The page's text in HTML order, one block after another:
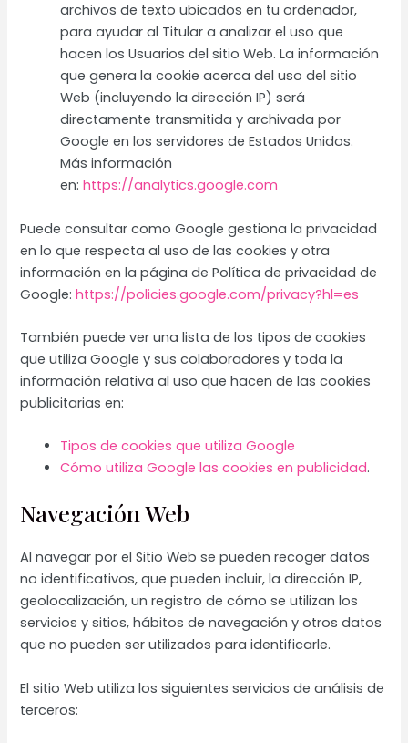
archivos de texto ubicados en tu ordenador,
para ayudar al Titular a analizar el uso que
hacen los Usuarios del sitio Web. La información
que genera la cookie acerca del uso del sitio
Web (incluyendo la dirección IP) será
directamente transmitida y archivada por
Google en los servidores de Estados Unidos.
Más información
en:https://analytics.google.com
Puede consultar como Google gestiona la privacidad
en lo que respecta al uso de las cookies y otra
información en la página de Política de privacidad de
Google:https://policies.google.com/privacy?hl=es
También puede ver una lista de los tipos de cookies
que utiliza Google y sus colaboradores y toda la
información relativa al uso que hacen de las cookies
publicitarias en:
Tipos de cookies que utiliza Google
Cómo utiliza Google las cookies en publicidad.
Navegación Web
Al navegar por el Sitio Web se pueden recoger datos
no identificativos, que pueden incluir, la dirección IP,
geolocalización, un registro de cómo se utilizan los
servicios y sitios, hábitos de navegación y otros datos
que no pueden ser utilizados para identificarle.
El sitio Web utiliza los siguientes servicios de análisis de
terceros: